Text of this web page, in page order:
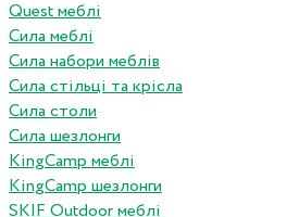
Quest меблі
Сила меблі
Сила набори меблів
Сила стільці та крісла
Сила столи
Сила шезлонги
KingCamp меблі
KingCamp шезлонги
SKIF Outdoor меблі